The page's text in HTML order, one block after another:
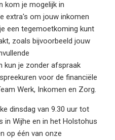
kom je mogelijk in
extra's om jouw inkomen
een tegemoetkoming kunt
zoals bijvoorbeeld jouw
kun je zonder afspraak
voor de financiële
Werk, Inkomen en Zorg.
dinsdag van 9.30 uur tot
in Wijhe en in het Holstohus
op één van onze